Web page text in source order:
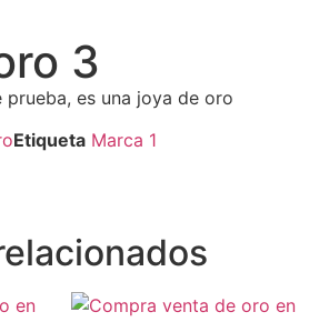
3
es una joya de oro
Etiqueta Marca 1